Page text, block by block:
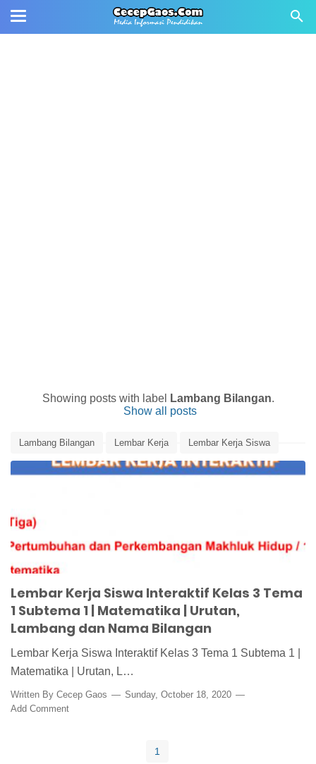
Showing posts with label Lambang Bilangan.
Show all posts
Lambang Bilangan Lembar Kerja Lembar Kerja Siswa
Matematika Media Pembelajaran Nama Bilangan
Lembar Kerja Siswa Interaktif Kelas 3 Tema
1 Subtema 1 | Matematika | Urutan,
Lambang dan Nama Bilangan
Lembar Kerja Siswa Interaktif Kelas 3 Tema 1 Subtema 1 |
Matematika | Urutan, L…
Written By Cecep Gaos
Sunday, October 18, 2020
Add Comment
1